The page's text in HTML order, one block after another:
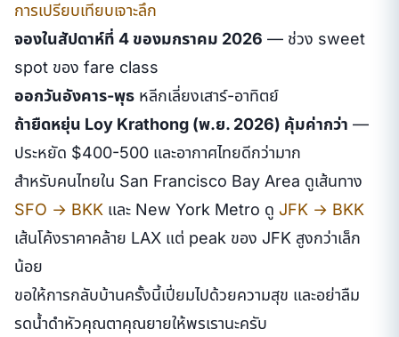
การเปรียบเทียบเจาะลึก
จองในสัปดาห์ที่ 4 ของมกราคม 2026 — ช่วง sweet
spot ของ fare class
ออกวันอังคาร-พุธ หลีกเลี่ยงเสาร์-อาทิตย์
ถ้ายืดหยุ่น Loy Krathong (พ.ย. 2026) คุ้มค่ากว่า —
ประหยัด $400-500 และอากาศไทยดีกว่ามาก
สำหรับคนไทยใน San Francisco Bay Area ดูเส้นทาง
SFO → BKK และ New York Metro ดู JFK → BKK
เส้นโค้งราคาคล้าย LAX แต่ peak ของ JFK สูงกว่าเล็ก
น้อย
ขอให้การกลับบ้านครั้งนี้เปี่ยมไปด้วยความสุข และอย่าลืม
รดน้ำดำหัวคุณตาคุณยายให้พรเรานะครับ